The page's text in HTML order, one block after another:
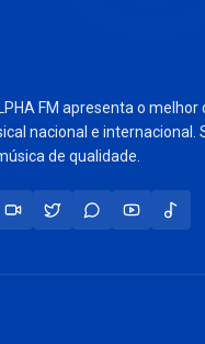
FM apresenta o melhor
nacional e internacional.
de qualidade.